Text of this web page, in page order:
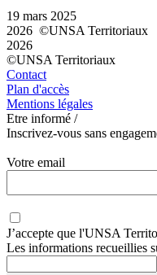
19 mars 2025
2026 ©UNSA
2026
©UNSA Territoriaux
Contact
Plan d'accès
Mentions légales
Etre informé /
Inscrivez-vous sans
Votre email
J’accepte que l'UNSA
Les informations recueillies